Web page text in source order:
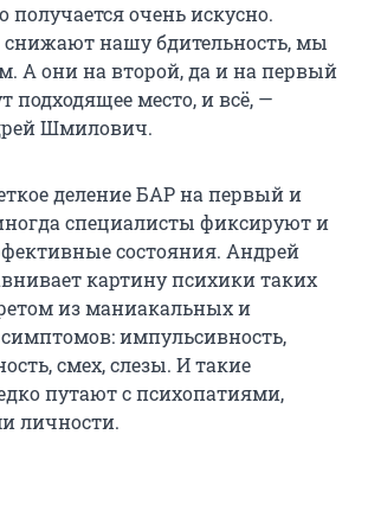
получается очень искусно.
нашу бдительность, мы
А они на второй, да и на первый
подходящее место, и всё, —
Шмилович.
деление БАР на первый и
специалисты фиксируют и
состояния. Андрей
картину психики таких
из маниакальных и
импульсивность,
смех, слезы. И такие
путают с психопатиями,
личности.